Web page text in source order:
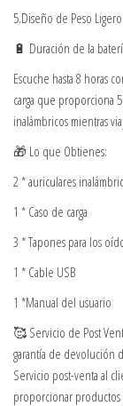
5.Diseño de Peso Ligero
🔋 Duración de la
Escuche hasta 8 horas
carga que proporciona
inalámbricos mientras
🎁 Lo que Obtienes:
2 * auriculares
1 * Caso de carga
3 * Tapones para los
1 * Cable USB
1 *Manual del usuario
🥰 Servicio de Post
garantía de devolución
Servicio post-venta al
proporcionar productos